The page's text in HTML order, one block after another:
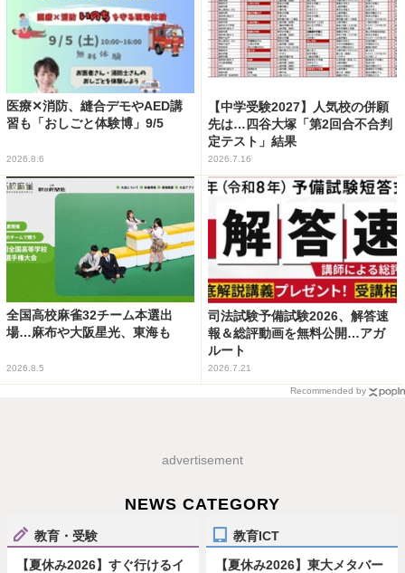
医療✕消防、縫合デモやAED講
習も「おしごと体験博」9/5
2026.8.6
【中学受験2027】人気校の併願
先は…四谷大塚「第2回合不合判
定テスト」結果
2026.7.16
全国高校麻雀32チーム本選出
場…麻布や大阪星光、東海も
2026.8.5
司法試験予備試験2026、解答速
報＆総評動画を無料公開…アガ
ルート
2026.7.21
Recommended by
advertisement
NEWS CATEGORY
教育・受験
【夏休み2026】すぐ行けるイ
教育ICT
【夏休み2026】東大メタバー